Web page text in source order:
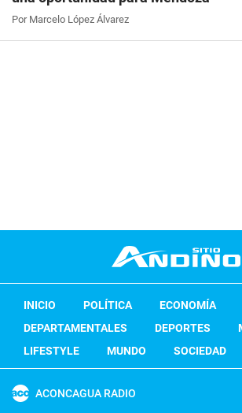
Por Marcelo López Álvarez
INICIO POLÍTICA ECONOMÍA
DEPARTAMENTALES
DEPORTES
LIFESTYLE
MUNDO SOCIEDAD
ACONCAGUA RADIO